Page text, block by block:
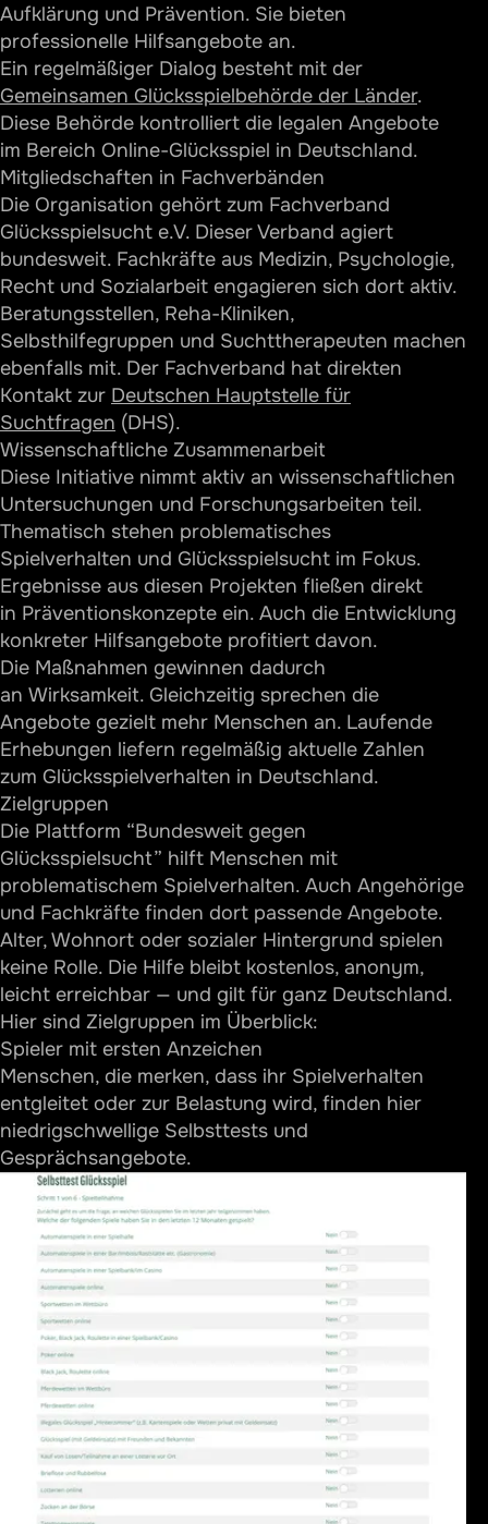
Aufklärung und Prävention. Sie bieten
professionelle Hilfsangebote an.
Ein regelmäßiger Dialog besteht mit der
Gemeinsamen Glücksspielbehörde der Länder.
Diese Behörde kontrolliert die legalen Angebote
im Bereich Online-Glücksspiel in Deutschland.
Mitgliedschaften in Fachverbänden
Die Organisation gehört zum Fachverband
Glücksspielsucht e.V. Dieser Verband agiert
bundesweit. Fachkräfte aus Medizin, Psychologie,
Recht und Sozialarbeit engagieren sich dort aktiv.
Beratungsstellen, Reha-Kliniken,
Selbsthilfegruppen und Suchttherapeuten machen
ebenfalls mit. Der Fachverband hat direkten
Kontakt zur Deutschen Hauptstelle für
Suchtfragen (DHS).
Wissenschaftliche Zusammenarbeit
Diese Initiative nimmt aktiv an wissenschaftlichen
Untersuchungen und Forschungsarbeiten teil.
Thematisch stehen problematisches
Spielverhalten und Glücksspielsucht im Fokus.
Ergebnisse aus diesen Projekten fließen direkt
in Präventionskonzepte ein. Auch die Entwicklung
konkreter Hilfsangebote profitiert davon.
Die Maßnahmen gewinnen dadurch
an Wirksamkeit. Gleichzeitig sprechen die
Angebote gezielt mehr Menschen an. Laufende
Erhebungen liefern regelmäßig aktuelle Zahlen
zum Glücksspielverhalten in Deutschland.
Zielgruppen
Die Plattform “Bundesweit gegen
Glücksspielsucht” hilft Menschen mit
problematischem Spielverhalten. Auch Angehörige
und Fachkräfte finden dort passende Angebote.
Alter, Wohnort oder sozialer Hintergrund spielen
keine Rolle. Die Hilfe bleibt kostenlos, anonym,
leicht erreichbar — und gilt für ganz Deutschland.
Hier sind Zielgruppen im Überblick:
Spieler mit ersten Anzeichen
Menschen, die merken, dass ihr Spielverhalten
entgleitet oder zur Belastung wird, finden hier
niedrigschwellige Selbsttests und
Gesprächsangebote.